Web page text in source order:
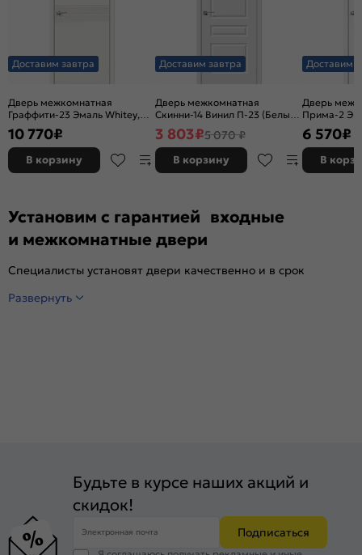
Доставим завтра
Дверь межкомнатная
Граффити-23 Эмаль Whitey,
без декора, глухая, без
стекла, без кромки, каркасно-
щитовая
10 770₽
В корзину
Доставим завтра
Дверь межкомнатная
Скинни-14 Винил П-23 (Белый),
глухая, скиновая
3 803₽5 070 ₽
В корзину
Доставим
Дверь
Прима-2
Melinga,
декора,
филенчатая
6 570₽
В
Установим с гарантией входные
и межкомнатные двери
Специалисты установят двери качественно и в срок
Развернуть
Будьте в курсе наших акций и
скидок!
Электронная почта Подписаться